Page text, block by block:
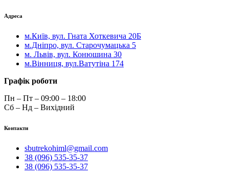
Адреса
м.Київ, вул. Гната Хоткевича 20Б
м.Дніпро, вул. Старочумацька 5
м. Львів, вул. Конюшина 30
м.Вінниця, вул.Ватутіна 174
Графік роботи
Пн – Пт – 09:00 – 18:00
Сб – Нд – Вихідний
Контакти
sbutrekohiml@gmail.com
38 (096) 535-35-37
38 (096) 535-35-37